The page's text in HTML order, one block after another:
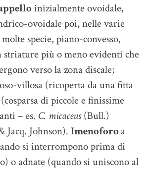
inizialmente ovoidale,
ovoidale poi, nelle varie
specie, piano-convesso,
striature più o meno evidenti che
verso la zona discale;
villosa (ricoperta da una fitta
di piccole e finissime
– es. C. micaceus(Bull.)
Jacq. Johnson). Imenoforoa
si interrompono prima di
o adnate (quando si uniscono al